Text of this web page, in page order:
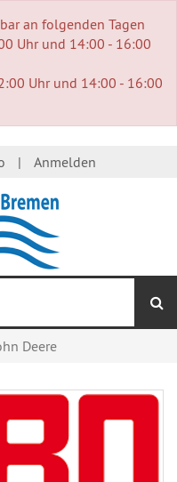
an folgenden Tagen
Uhr und 14:00 - 16:00
Uhr und 14:00 - 16:00
Anmelden
Deere